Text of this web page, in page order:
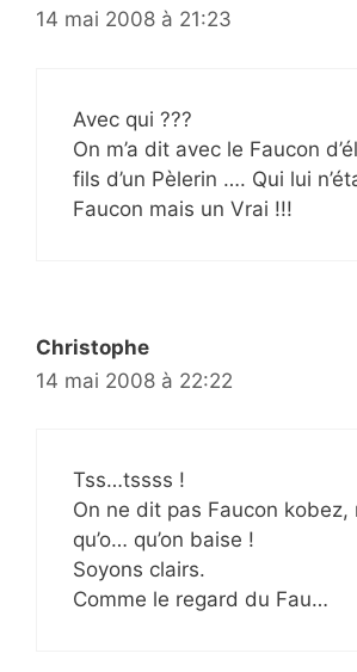
14 mai 2008 à 21:23
Avec qui ???
On m’a dit avec le Faucon
fils d’un Pèlerin …. Qui lui
Faucon mais un Vrai !!!
Christophe
14 mai 2008 à 22:22
Tss…tssss !
On ne dit pas Faucon kobez,
qu’o… qu’on baise !
Soyons clairs.
Comme le regard du Fau…